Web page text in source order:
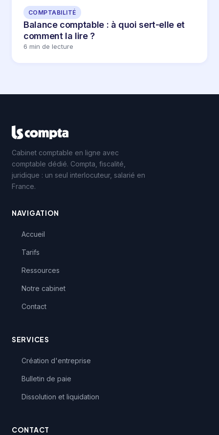
COMPTABILITÉ
Balance comptable : à quoi sert-elle et
comment la lire ?
6 min de lecture
Cabinet comptable en ligne avec
comptable dédié. Compta, fiscalité,
juridique : un seul interlocuteur, salarié en
France.
NAVIGATION
Accueil
Tarifs
Ressources
Notre cabinet
Contact
SERVICES
Création d'entreprise
Bulletin de paie
Dissolution et liquidation
CONTACT